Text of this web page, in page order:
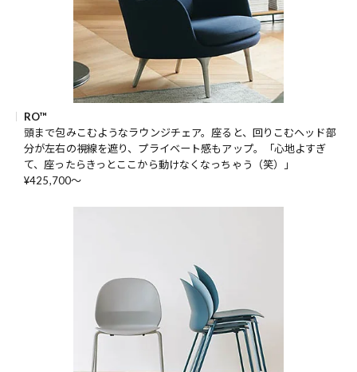
RO™
頭まで包みこむようなラウンジチェア。座ると、回りこむヘッド部
分が左右の視線を遮り、プライベート感もアップ。「心地よすぎ
て、座ったらきっとここから動けなくなっちゃう（笑）」
¥425,700～